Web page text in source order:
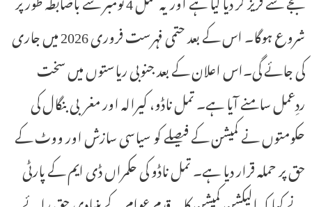
شروع ہوگا۔ اس کے بعد حتمی فہرست فروری 2026 میں جاری
کی جائے گی۔اس اعلان کے بعد جنوبی ریاستوں میں سخت
ردِعمل سامنے آیا ہے۔ تمل ناڈو، کیرالہ اور مغربی بنگال کی
حکومتوں نے کمیشن کے فیصلے کو سیاسی سازش اور ووٹ کے
حق پر حملہ قرار دیا ہے۔ تمل ناڈو کی حکمراں ڈی ایم کے پارٹی